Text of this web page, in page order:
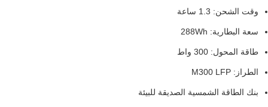
وقت الشحن: 1.3 ساعة
سعة البطارية: 288Wh
طاقة المحول: 300 واط
الطراز: M300 LFP
بنك الطاقة الشمسية الصديقة للبيئة